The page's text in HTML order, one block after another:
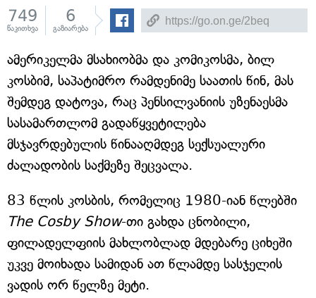
749
წაკითხვა
6
გაზიარება
ამერიკელმა მსახიობმა და კომიკოსმა, ბილ
კოსბიმ, საპატიმრო რამდენიმე საათის წინ, მას
შემდეგ დატოვა, რაც პენსილვანიის უზენაესმა
სასამართლომ გადაწყვეტილება
მსჯავრდებულის წინააღმდეგ სექსუალური
ძალადობის საქმეზე შეცვალა.
83 წლის კოსბის, რომელიც 1980-იან წლებში
The Cosby Show-თი გახდა ცნობილი,
ფილადელფიის მახლობლად მდებარე ციხეში
უკვე მოიხადა სამიდან ათ წლამდე სასჯელის
ვადის ორ წელზე მეტი.